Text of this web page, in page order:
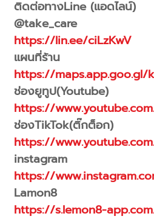
ติดต่อทางLine (แอดไลน์)
@take_care
https://lin.ee/ciLzKwV
แผนที่ร้าน
https://maps.app.goo.gl/
ช่องยูทูป(Youtube)
https://
ช่องTikTok(ติ๊กต็อก)
https://
instagram
https://
Lamon8
https://s.lemon8-